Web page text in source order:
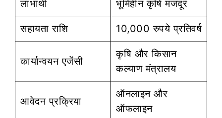
लाभार्थी भूमिहीन कृषि मजदूर
सहायता राशि 10,000 रुपये प्रतिवर्ष
कार्यान्वयन एजेंसी
कृषि और किसान
कल्याण मंत्रालय
आवेदन प्रक्रिया
ऑनलाइन और
ऑफलाइन